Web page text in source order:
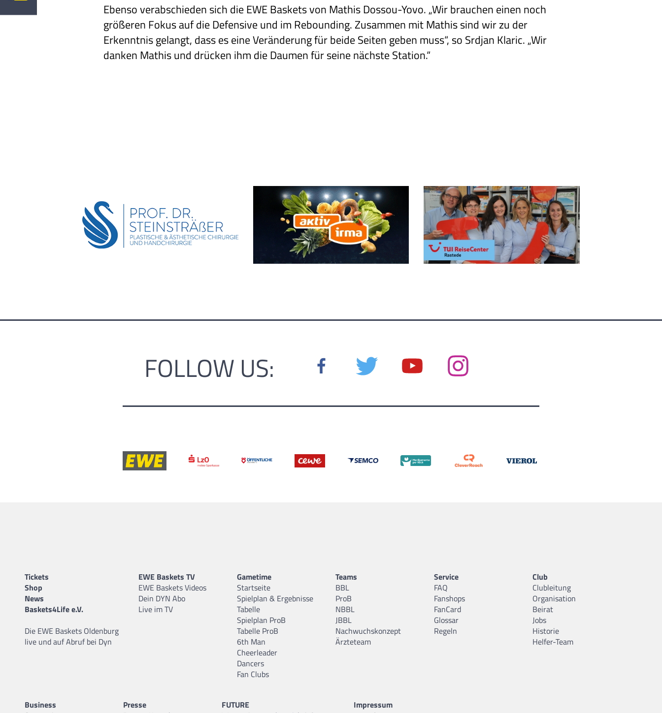
Ebenso verabschieden sich die EWE Baskets von Mathis Dossou-Yovo. „Wir brauchen einen noch
größeren Fokus auf die Defensive und im Rebounding. Zusammen mit Mathis sind wir zu der
Erkenntnis gelangt, dass es eine Veränderung für beide Seiten geben muss“, so Srdjan Klaric. „Wir
danken Mathis und drücken ihm die Daumen für seine nächste Station.“
FOLLOW US:
Tickets
Shop
News
Baskets4Life e.V.
Die EWE Baskets Oldenburg
live und auf Abruf bei Dyn
EWE Baskets TV
EWE Baskets Videos
Dein DYN Abo
Live im TV
Gametime
Startseite
Spielplan & Ergebnisse
Tabelle
Spielplan ProB
Tabelle ProB
6th Man
Cheerleader
Dancers
Fan Clubs
Teams
BBL
ProB
NBBL
JBBL
Nachwuchskonzept
Ärzteteam
Service
FAQ
Fanshops
FanCard
Glossar
Regeln
Club
Clubleitung
Organisation
Beirat
Jobs
Historie
Helfer-Team
Business
Presse
FUTURE
Impressum